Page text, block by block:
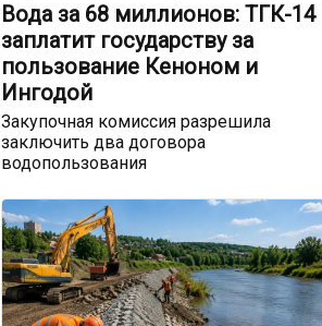
Вода за 68 миллионов: ТГК-14
заплатит государству за
пользование Кеноном и
Ингодой
Закупочная комиссия разрешила
заключить два договора
водопользования